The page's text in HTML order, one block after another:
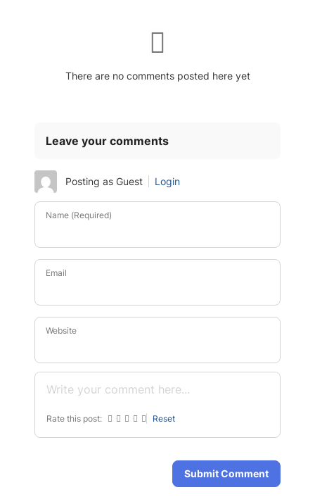
There are no comments posted here yet
Leave your comments
Posting as Guest Login
Name (Required)
Email
Website
Rate this post: Reset
Submit Comment